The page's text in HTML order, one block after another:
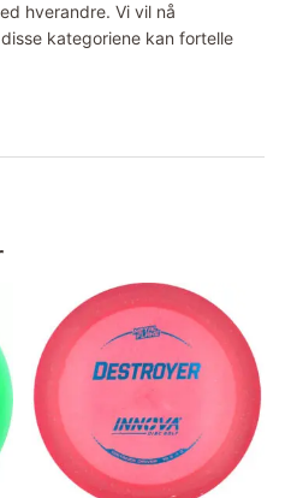
hverandre. Vi vil nå
kategoriene kan fortelle